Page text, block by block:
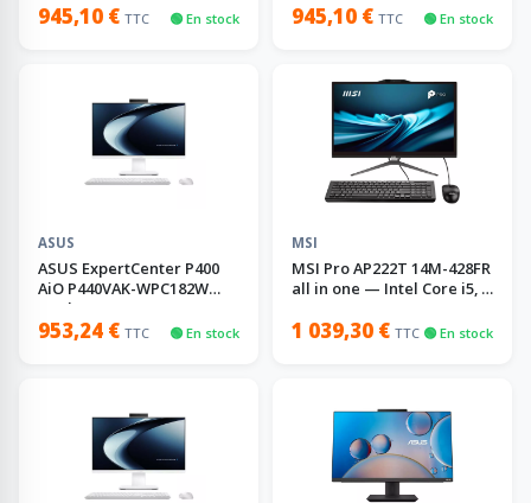
945,10 € TTC 🟢 En stock 945,10 € TTC 🟢 En stock
ASUS
ASUS ExpertCenter P400
AiO P440VAK-WPC182W
Intel Core 5 210H
953,24 € TTC 🟢 En stock
MSI
MSI Pro AP222T 14M-428FR
all in one — Intel Core i5, 8
1 039,30 € TTC 🟢 En stock